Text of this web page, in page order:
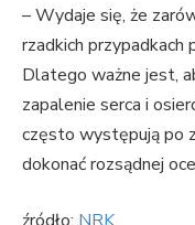
– Wydaje się, że
rzadkich
Dlatego ważne jest,
zapalenie serca i
często występują po
dokonać rozsądnej